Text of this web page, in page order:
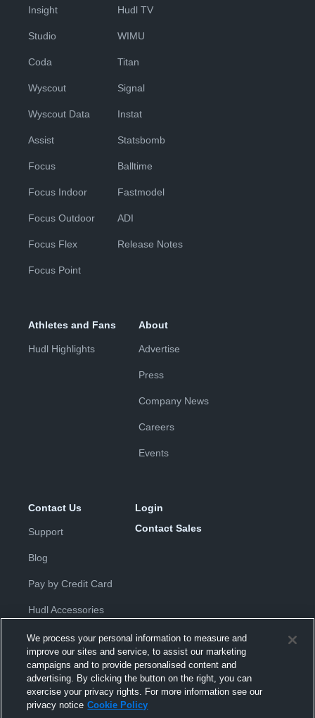
Insight
Studio
Coda
Wyscout
Wyscout Data
Assist
Focus
Focus Indoor
Focus Outdoor
Focus Flex
Focus Point
Hudl TV
WIMU
Titan
Signal
Instat
Statsbomb
Balltime
Fastmodel
ADI
Release Notes
Athletes and Fans
Hudl Highlights
About
Advertise
Press
Company News
Careers
Events
Contact Us
Support
Blog
Pay by Credit Card
Hudl Accessories
Login
Contact Sales
Privacy Policy |Terms & Conditions
Agreement |Do Not Sell or Share My Personal Information
We process your personal information to measure and
improve our sites and service, to assist our marketing
campaigns and to provide personalised content and
advertising. By clicking the button on the right, you can
exercise your privacy rights. For more information see our
privacy notice Cookie Policy